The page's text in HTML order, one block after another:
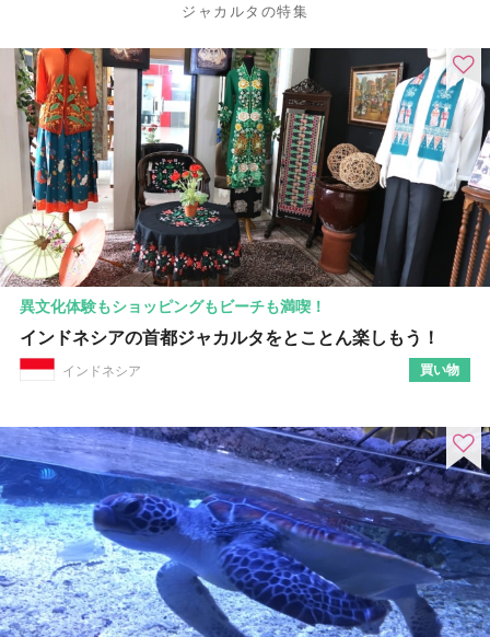
ジャカルタの特集
異文化体験もショッピングもビーチも満喫！
インドネシアの首都ジャカルタをとことん楽しもう！
インドネシア 買い物